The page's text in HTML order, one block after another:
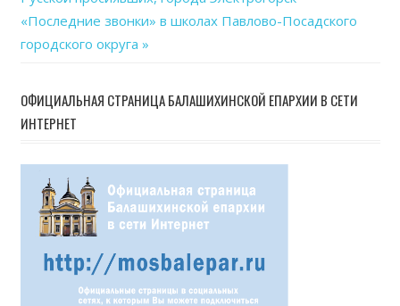
по
Next
Post:
«Последние звонки» в школах Павлово-Посадского
городского округа
ОФИЦИАЛЬНАЯ СТРАНИЦА БАЛАШИХИНСКОЙ ЕПАРХИИ В СЕТИ
ИНТЕРНЕТ